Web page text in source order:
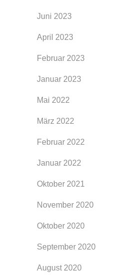
Juni 2023
April 2023
Februar 2023
Januar 2023
Mai 2022
März 2022
Februar 2022
Januar 2022
Oktober 2021
November 2020
Oktober 2020
September 2020
August 2020